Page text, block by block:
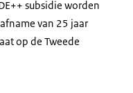
subsidie worden
van 25 jaar
op de Tweede